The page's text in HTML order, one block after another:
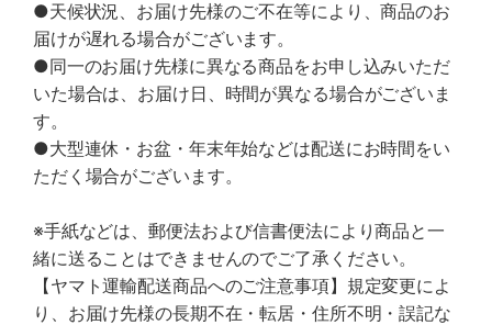
●天候状況、お届け先様のご不在等により、商品のお
届けが遅れる場合がございます。
●同一のお届け先様に異なる商品をお申し込みいただ
いた場合は、お届け日、時間が異なる場合がございま
す。
●大型連休・お盆・年末年始などは配送にお時間をい
ただく場合がございます。
※手紙などは、郵便法および信書便法により商品と一
緒に送ることはできませんのでご了承ください。
【ヤマト運輸配送商品へのご注意事項】規定変更によ
り、お届け先様の長期不在・転居・住所不明・誤記な